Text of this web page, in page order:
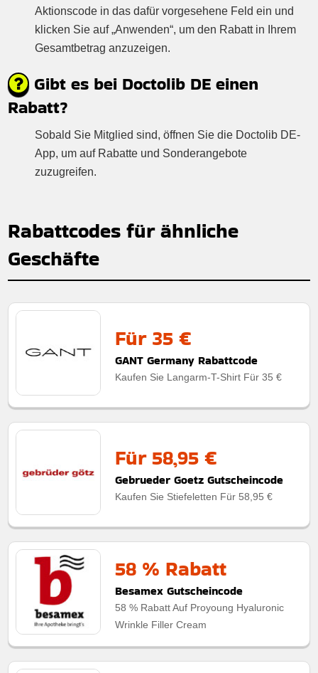
Aktionscode in das dafür vorgesehene Feld ein und
klicken Sie auf „Anwenden“, um den Rabatt in Ihrem
Gesamtbetrag anzuzeigen.
Gibt es bei Doctolib DE einen
Rabatt?
Sobald Sie Mitglied sind, öffnen Sie die Doctolib DE-
App, um auf Rabatte und Sonderangebote
zuzugreifen.
Rabattcodes für ähnliche
Geschäfte
Für 35 €
GANT Germany Rabattcode
Kaufen Sie Langarm-T-Shirt Für 35 €
Für 58,95 €
Gebrueder Goetz Gutscheincode
Kaufen Sie Stiefeletten Für 58,95 €
58 % Rabatt
Besamex Gutscheincode
58 % Rabatt Auf Proyoung Hyaluronic
Wrinkle Filler Cream